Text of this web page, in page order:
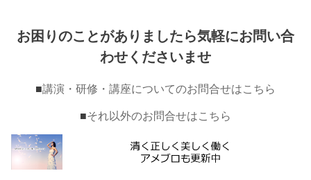
お困りのことがありましたら気軽にお問い合
わせくださいませ
■講演・研修・講座についてのお問合せはこちら
■それ以外のお問合せはこちら